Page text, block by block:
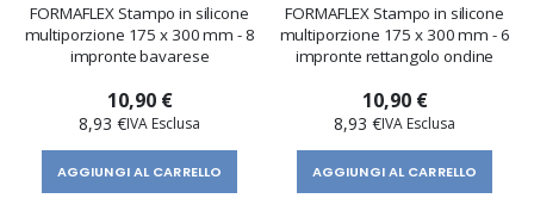
FORMAFLEX Stampo in silicone
multiporzione 175 x 300 mm - 8
impronte bavarese
10,90 €
8,93 €
AGGIUNGI AL CARRELLO
FORMAFLEX Stampo in silicone
multiporzione 175 x 300 mm - 6
impronte rettangolo ondine
10,90 €
8,93 €
AGGIUNGI AL CARRELLO